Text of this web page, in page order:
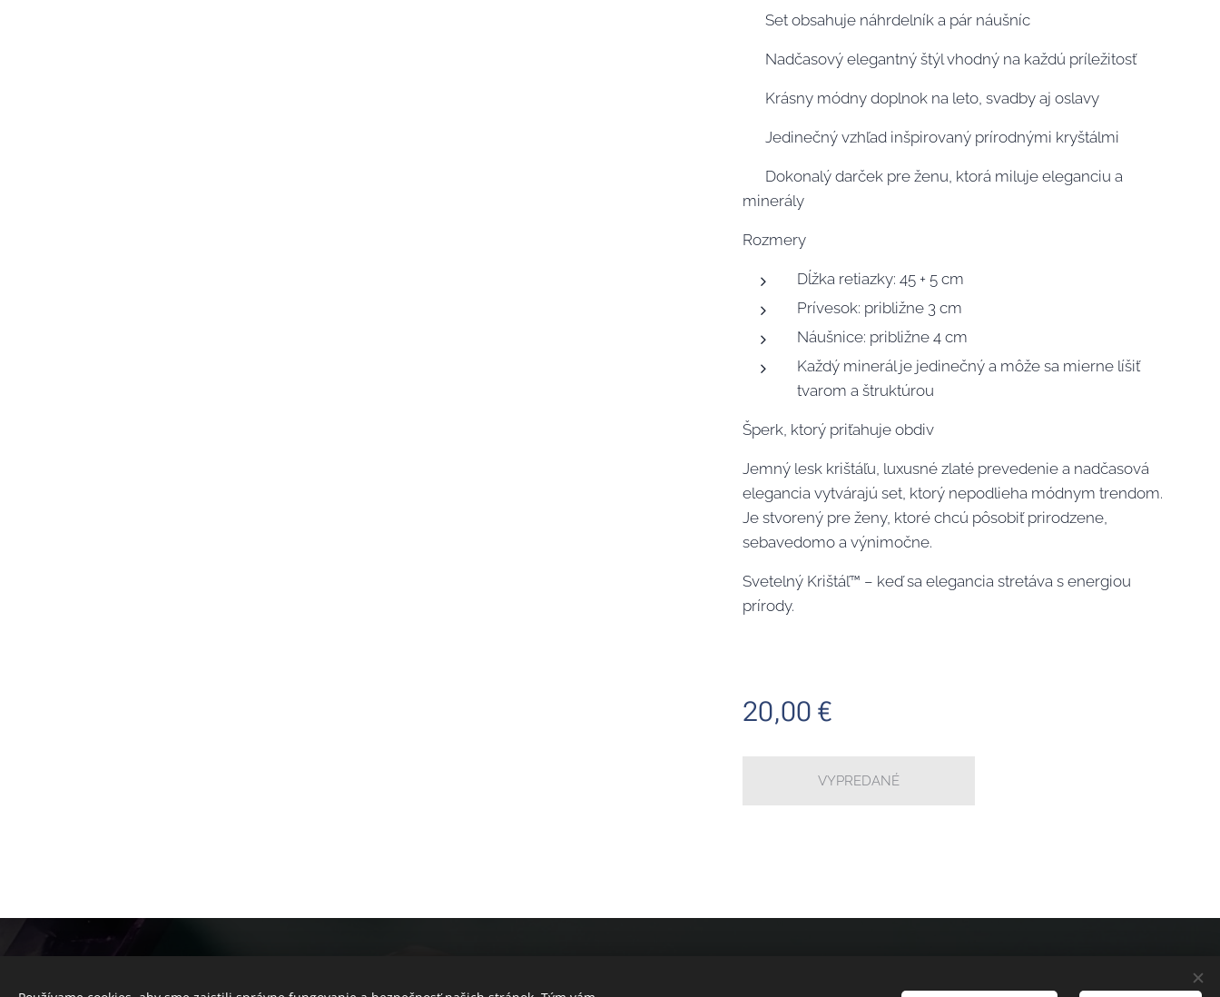
✨ Set obsahuje náhrdelník a pár náušníc
✨ Nadčasový elegantný štýl vhodný na každú príležitosť
✨ Krásny módny doplnok na leto, svadby aj oslavy
✨ Jedinečný vzhľad inšpirovaný prírodnými kryštálmi
✨ Dokonalý darček pre ženu, ktorá miluje eleganciu a
minerály
Rozmery
Dĺžka retiazky: 45 + 5 cm
Prívesok: približne 3 cm
Náušnice: približne 4 cm
Každý minerál je jedinečný a môže sa mierne líšiť
tvarom a štruktúrou
Šperk, ktorý priťahuje obdiv
Jemný lesk krištáľu, luxusné zlaté prevedenie a nadčasová
elegancia vytvárajú set, ktorý nepodlieha módnym trendom.
Je stvorený pre ženy, ktoré chcú pôsobiť prirodzene,
sebavedomo a výnimočne.
Svetelný Krištáľ™ – keď sa elegancia stretáva s energiou
prírody.
20,00 €
VYPREDANÉ